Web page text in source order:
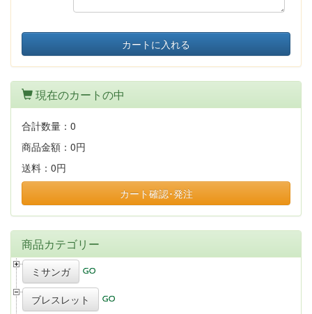
カートに入れる
現在のカートの中
合計数量： 0
商品金額： 0円
送料： 0円
カート確認･発注
商品カテゴリー
ミサンガ
ブレスレット